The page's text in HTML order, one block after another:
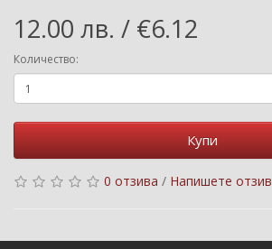
12.00 лв. / €6.12
Количество:
Купи
0 отзива / Напишете отзив